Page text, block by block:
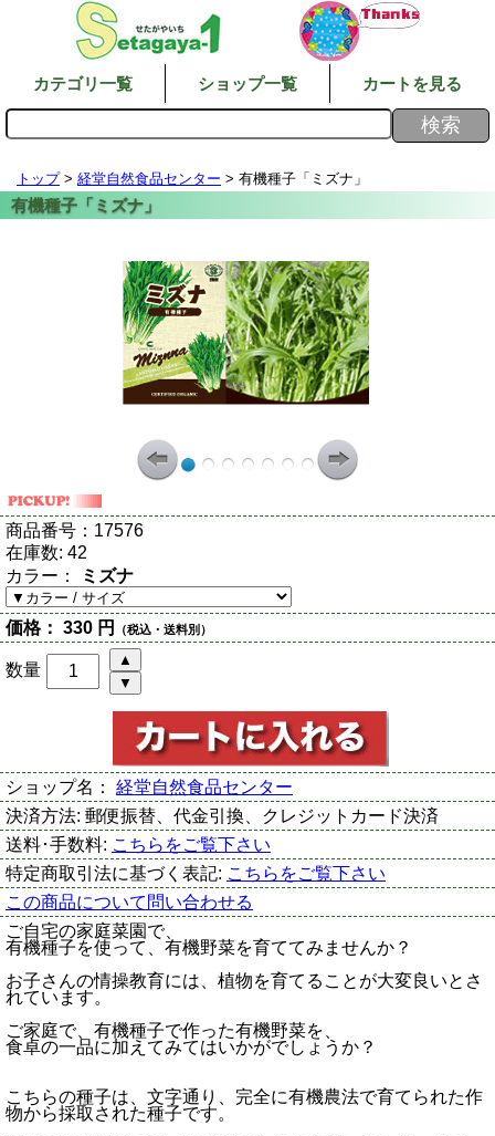
カテゴリ一覧 ショップ一覧 カートを見る
トップ> 経堂自然食品センター > 有機種子「ミズナ」
商品番号： 17576
在庫数: 42
カラー： ミズナ
価格： 330 円 （税込・送料別）
数量
ショップ名： 経堂自然食品センター
決済方法: 郵便振替、代金引換、クレジットカード決済
送料･手数料: こちらをご覧下さい
特定商取引法に基づく表記: こちらをご覧下さい
この商品について問い合わせる
ご自宅の家庭菜園で、
有機種子を使って、有機野菜を育ててみませんか？
お子さんの情操教育には、植物を育てることが大変良いとさ
れています。
ご家庭で、有機種子で作った有機野菜を、
食卓の一品に加えてみてはいかがでしょうか？
こちらの種子は、文字通り、完全に有機農法で育てられた作
物から採取された種子です。